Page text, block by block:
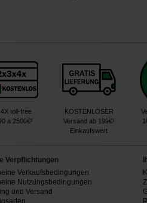
toll-free
a 2500€²
KOSTENLOSER
Versand ab 199€¹
Einkaufswert
Verpflichtungen
Verkaufsbedingungen
Nutzungsbedingungen
und Versand